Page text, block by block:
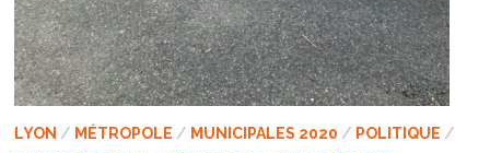
LYON / MÉTROPOLE / MUNICIPALES 2020 / POLITIQUE /